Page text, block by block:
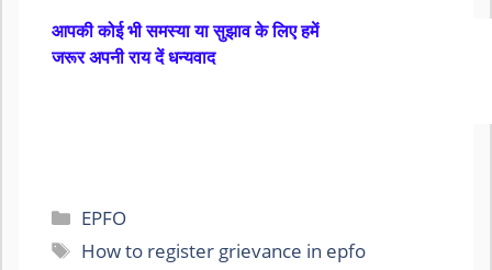
आपकी कोई भी समस्या या सुझाव के लिए हमें
जरूर अपनी राय दें धन्यवाद
Categories
EPFO
Tags
How to register grievance in epfo